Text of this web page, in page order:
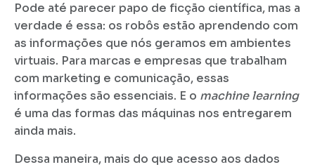
Pode até parecer papo de ficção científica, mas a
verdade é essa: os robôs estão aprendendo com
as informações que nós geramos em ambientes
virtuais. Para marcas e empresas que trabalham
com marketing e comunicação, essas
informações são essenciais. E o machine learning
é uma das formas das máquinas nos entregarem
ainda mais.
Dessa maneira, mais do que acesso aos dados